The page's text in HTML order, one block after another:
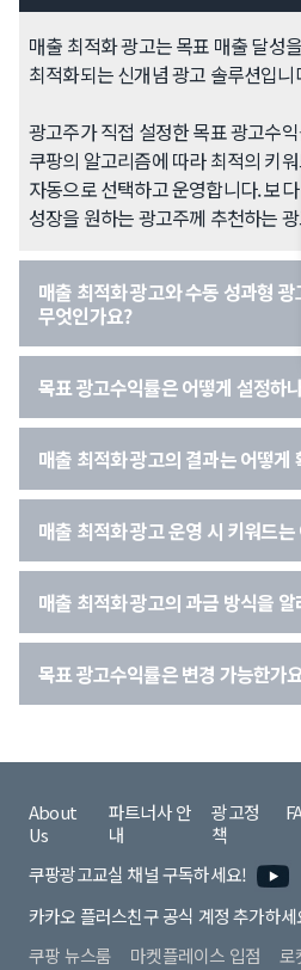
매출 최적화 광고는 목표 매출 달성
최적화되는 신개념 광고 솔루션입니
광고주가 직접 설정한 목표 광고수
쿠팡의 알고리즘에 따라 최적의 키
자동으로 선택하고 운영합니다. 보
성장을 원하는 광고주께 추천하는
매출 최적화 광고와 수동 성과형
무엇인가요?
목표 광고수익률은 어떻게 설정하
매출 최적화 광고의 결과는 어떻게
매출 최적화 광고 운영 시 키워드
매출 최적화 광고의 과금 방식을
목표 광고수익률은 변경 가능한가
About
Us
파트너사 안
내
광고정
책
쿠팡광고교실 채널 구독하세요!
카카오 플러스친구 공식 계정 추가하세
쿠팡 뉴스룸
마켓플레이스 입점 로